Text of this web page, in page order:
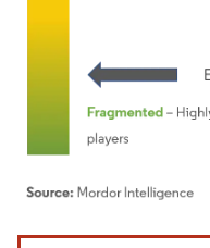
Imagem © Mordor Intelligence.